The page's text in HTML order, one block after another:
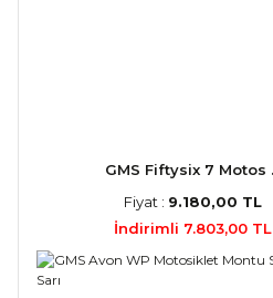
GMS Fiftysix 7 Motos
Fiyat : 9.180,00 TL
İndirimli 7.803,00 TL